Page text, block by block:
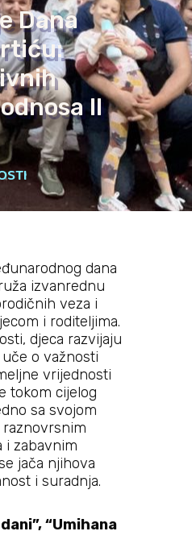
Dana
II
dana
izvanrednu
veza i
i roditeljima.
djeca razvijaju
o važnosti
vrijednosti
tokom cijelog
sa svojom
i zabavnim
jača njihova
i suradnja.
“Umihana